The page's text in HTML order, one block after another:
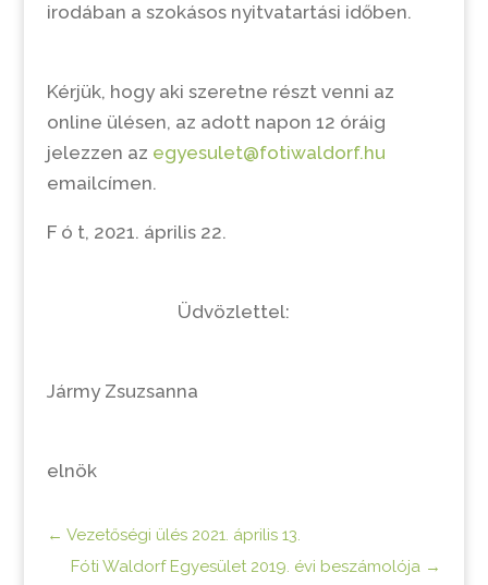
irodában a szokásos nyitvatartási időben.
Kérjük, hogy aki szeretne részt venni az
online ülésen, az adott napon 12 óráig
jelezzen az egyesulet@fotiwaldorf.hu
emailcímen.
F ó t, 2021. április 22.
Üdvözlettel:
Jármy Zsuzsanna
elnök
← Vezetőségi ülés 2021. április 13.
Fóti Waldorf Egyesület 2019. évi beszámolója →